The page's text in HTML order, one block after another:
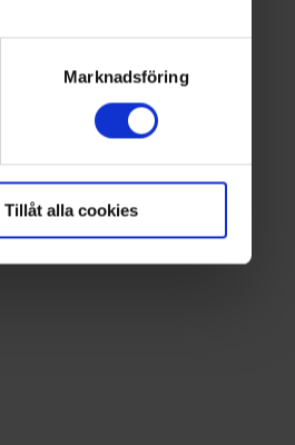
meter
Marknadsföring
Tillåt alla cookies